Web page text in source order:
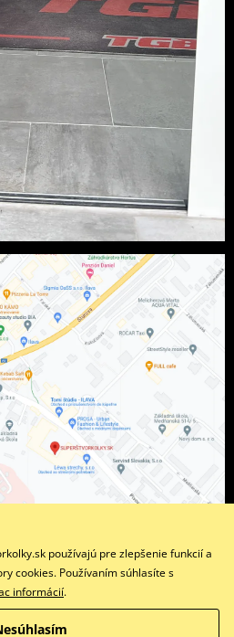
používajú pre zlepšenie funkcií a
cookies. Používaním súhlasíte s
informácií.